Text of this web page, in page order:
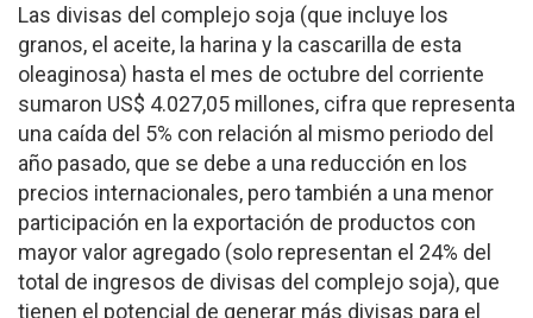
Las divisas del complejo soja (que incluye los
granos, el aceite, la harina y la cascarilla de esta
oleaginosa) hasta el mes de octubre del corriente
sumaron US$ 4.027,05 millones, cifra que representa
una caída del 5% con relación al mismo periodo del
año pasado, que se debe a una reducción en los
precios internacionales, pero también a una menor
participación en la exportación de productos con
mayor valor agregado (solo representan el 24% del
total de ingresos de divisas del complejo soja), que
tienen el potencial de generar más divisas para el